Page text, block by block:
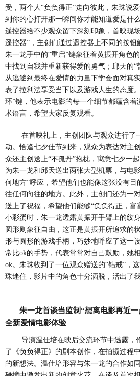
受，两个人“负负得正”走向彼此，朱珠说
到你的心打开那一瞬间你才能知道爱是什
遥控器给不少观众留下深刻印象，首映现
遥控器”，主创们通过遥控器上不同的按钮
朱一龙手中的“重启”键象征着黄振开角色
中找到自我并重新获得爱的勇气；邱天的“
从逃避到最终在爱情的力量下学会面对真
表了拉利法享受当下以及游戏人生的态度
环”键，他表示电影的每一个细节都蕴含
术语言，希望大家反复观看。
在首映礼上，主创团队与观众进行了
动。恰逢七夕佳节到来，观众为表达对主
众还主创送上“不孤丹”抱枕，寓意七夕一
为朱一龙和邱天送出两张大型机票，与电
何地方”呼应，希望他们也能像这张没有
往任何向往的地方。此外，主创们还为一
送上了祝福，希望他们能够“负负得正，富
小彩蛋时，朱一龙透露黄振开手臂上的纹
圆形则象征自由，这正是黄振开所追求的
形与圆形的游戏手柄，巧妙地呼应了这一
常比ok的手势，代表常常对自己鼓励，她
ok。朱珠收到了一位观众赠送的“钻戒”，
珠迷住，影片中的角色十分洒脱，活出了
朱一龙首谈当监制“想离电影再近
全新爱情电影体验
导演温仕培在映后交流环节中透露，
了《负负得正》的剧本创作，在拍摄过程
的新想法。温仕培形容与朱一龙的合作如同